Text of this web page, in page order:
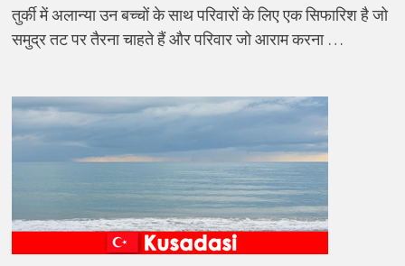
तुर्की में अलान्या उन बच्चों के साथ परिवारों के लिए एक सिफारिश है जो
समुद्र तट पर तैरना चाहते हैं और परिवार जो आराम करना …